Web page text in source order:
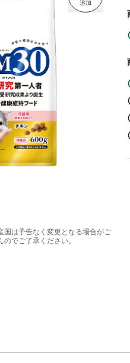
は予告なく変更となる場合がご
でご了承ください。